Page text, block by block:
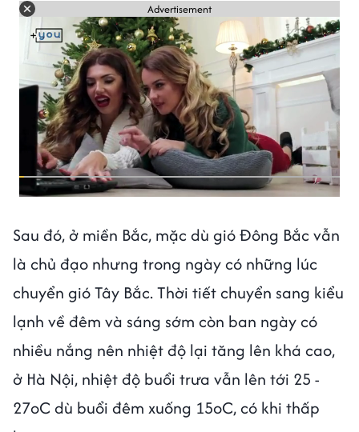
Advertisement
Sau đó, ở miền Bắc, mặc dù gió Đông Bắc vẫn
là chủ đạo nhưng trong ngày có những lúc
chuyển gió Tây Bắc. Thời tiết chuyển sang kiểu
lạnh về đêm và sáng sớm còn ban ngày có
nhiều nắng nên nhiệt độ lại tăng lên khá cao,
ở Hà Nội, nhiệt độ buổi trưa vẫn lên tới 25 -
27oC dù buổi đêm xuống 15oC, có khi thấp